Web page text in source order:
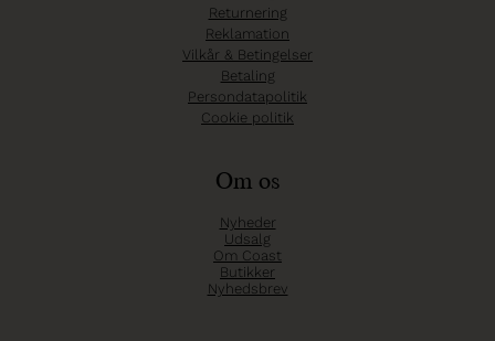
Returnering
Reklamation
Vilkår & Betingelser
Betaling
Persondatapolitik
Cookie politik
Om os
Nyheder
Udsalg
Om Coast
Butikker
Nyhedsbrev